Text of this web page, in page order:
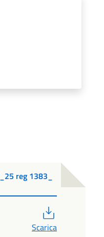
reg 1383_
Scarica